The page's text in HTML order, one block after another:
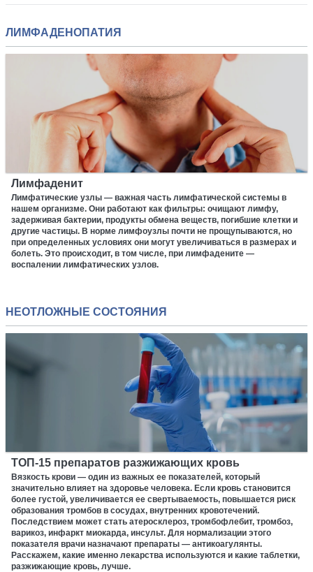
ЛИМФАДЕНОПАТИЯ
Лимфаденит
Лимфатические узлы — важная часть лимфатической системы в
нашем организме. Они работают как фильтры: очищают лимфу,
задерживая бактерии, продукты обмена веществ, погибшие клетки и
другие частицы. В норме лимфоузлы почти не прощупываются, но
при определенных условиях они могут увеличиваться в размерах и
болеть. Это происходит, в том числе, при лимфадените —
воспалении лимфатических узлов.
НЕОТЛОЖНЫЕ СОСТОЯНИЯ
ТОП-15 препаратов разжижающих кровь
Вязкость крови — один из важных ее показателей, который
значительно влияет на здоровье человека. Если кровь становится
более густой, увеличивается ее свертываемость, повышается риск
образования тромбов в сосудах, внутренних кровотечений.
Последствием может стать атеросклероз, тромбофлебит, тромбоз,
варикоз, инфаркт миокарда, инсульт. Для нормализации этого
показателя врачи назначают препараты — антикоагулянты.
Расскажем, какие именно лекарства используются и какие таблетки,
разжижающие кровь, лучше.